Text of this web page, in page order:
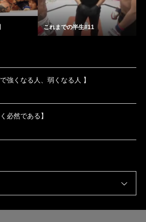
これまでの半生#11
強くなる人、弱くなる人 】
必然である】